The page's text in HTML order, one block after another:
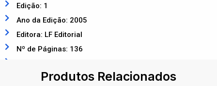
Edição: 1
Ano da Edição: 2005
Editora: LF Editorial
Nº de Páginas: 136
Produtos Relacionados